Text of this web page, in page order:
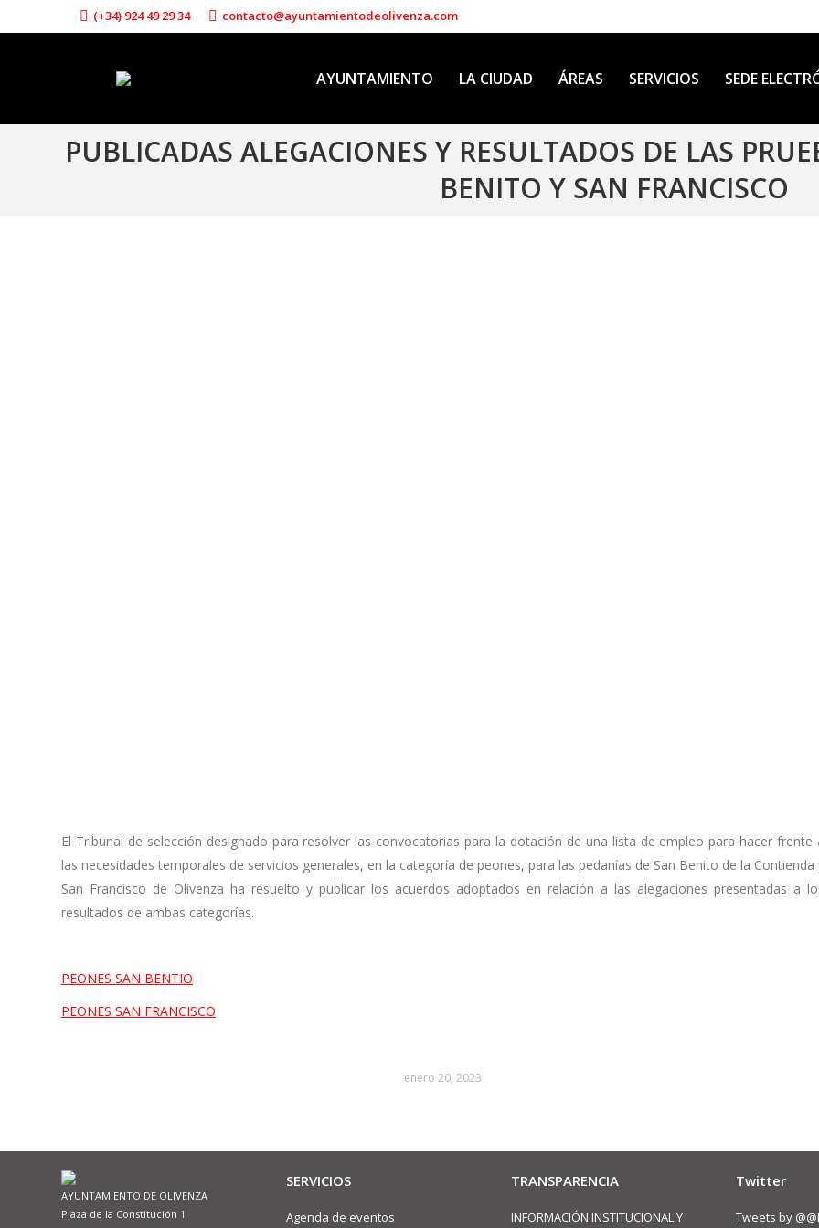
(+34) 924 49 29 34 contacto@ayuntamientodeolivenza.com
AYUNTAMIENTO LA CIUDAD ÁREAS SERVICIOS SEDE
PUBLICADAS ALEGACIONES Y RESULTADOS DE LAS
BENITO Y SAN FRANCISCO
El Tribunal de selección designado para resolver las convocatoriaspara la dotación de una lista de empleo para hacer frente
las necesidades temporales de servicios generales, en la categoría de peones, para las pedanías de San Benito de la Contienda
San Francisco de Olivenza ha resuelto y publicar los acuerdos adoptados en relación a las alegaciones presentadas a
resultados de ambas categorías.
PEONES SAN BENTIO
PEONES SAN FRANCISCO
enero 20, 2023
AYUNTAMIENTO DE OLIVENZA
Plaza de la Constitución 1
SERVICIOS
Agenda de eventos
TRANSPARENCIA
INFORMACIÓN INSTITUCIONAL Y
Twitter
Tweets by